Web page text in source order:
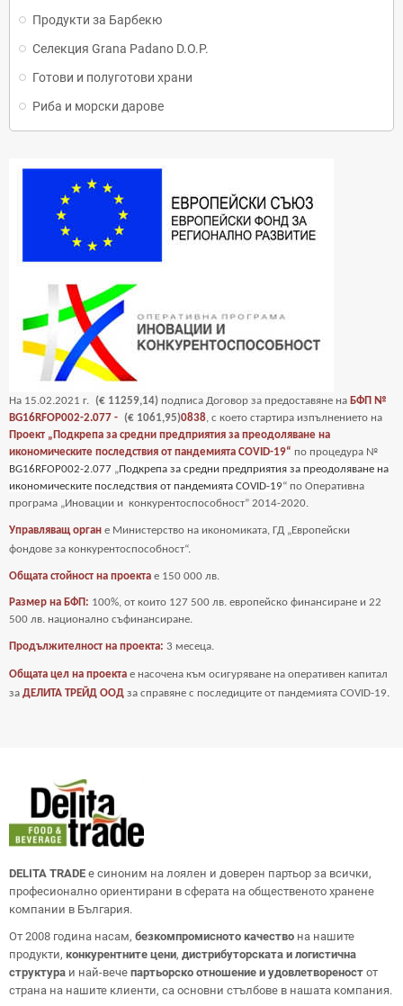
Продукти за Барбекю
Селекция Grana Padano D.O.P.
Готови и полуготови храни
Риба и морски дарове
На 15.02.2021 г. (€ 11259,14) подписа Договор за предоставяне на БФП №
BG16RFOP002-2.077 - (€ 1061,95)0838, с което стартира изпълнението на
Проект „Подкрепа за средни предприятия за преодоляване на
икономическите последствия от пандемията COVID-19“ по процедура №
BG16RFOP002-2.077 „Подкрепа за средни предприятия за преодоляване на
икономическите последствия от пандемията COVID-19“ по Оперативна
програма „Иновации и конкурентоспособност” 2014-2020.
Управляващ орган е Министерство на икономиката, ГД „Европейски
фондове за конкурентоспособност“.
Общата стойност на проекта е 150 000 лв.
Размер на БФП: 100%, от които 127 500 лв. европейско финансиране и 22
500 лв. национално съфинансиране.
Продължителност на проекта: 3 месеца.
Общата цел на проекта е насочена към осигуряване на оперативен капитал
за ДЕЛИТА ТРЕЙД ООД за справяне с последиците от пандемията COVID-19.
DELITA TRADE е синоним на лоялен и доверен партьор за всички,
професионално ориентирани в сферата на общественото хранене
компании в България.
От 2008 година насам, безкомпромисното качество на нашите
продукти, конкурентните цени, дистрибуторската и логистична
структура и най-вече партьорско отношение и удовлетвореност от
страна на нашите клиенти, са основни стълбове в нашата компания.